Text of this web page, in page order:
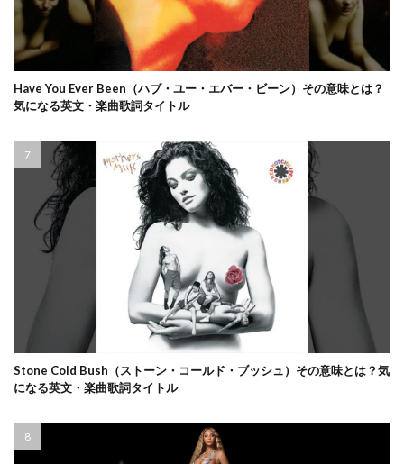
Have You Ever Been（ハブ・ユー・エバー・ビーン）その意味とは？
気になる英文・楽曲歌詞タイトル
Stone Cold Bush（ストーン・コールド・ブッシュ）その意味とは？気
になる英文・楽曲歌詞タイトル